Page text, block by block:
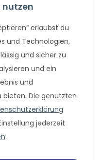
der gesetzlich geltenden
nutzen
erlaubst du
und Technologien,
und sicher zu
und ein
und
bieten. Die genutzten
jederzeit
.